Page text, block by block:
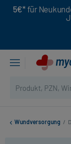
5€* für
Wundversorgung /